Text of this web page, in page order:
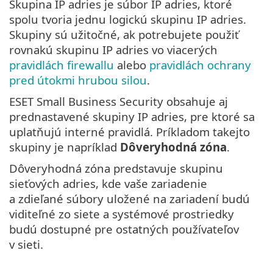
Skupina IP adries je súbor IP adries, ktoré
spolu tvoria jednu logickú skupinu IP adries.
Skupiny sú užitočné, ak potrebujete použiť
rovnakú skupinu IP adries vo viacerých
pravidlách firewallu alebo pravidlách ochrany
pred útokmi hrubou silou.
ESET Small Business Security obsahuje aj
prednastavené skupiny IP adries, pre ktoré sa
uplatňujú interné pravidlá. Príkladom takejto
skupiny je napríklad Dôveryhodná zóna.
Dôveryhodná zóna predstavuje skupinu
sieťových adries, kde vaše zariadenie
a zdieľané súbory uložené na zariadení budú
viditeľné zo siete a systémové prostriedky
budú dostupné pre ostatných používateľov
v sieti.